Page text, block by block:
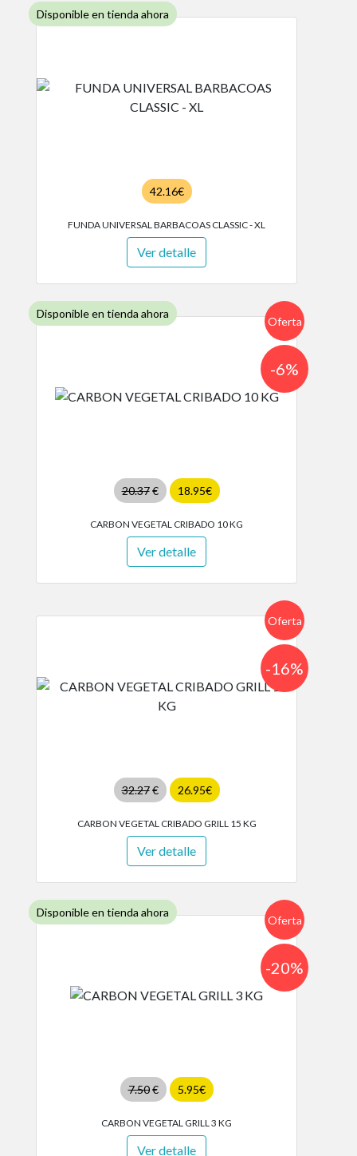
Disponible en tienda ahora
42.16€
FUNDA UNIVERSAL BARBACOAS CLASSIC - XL
Ver detalle
Disponible en tienda ahora
Oferta
20.37€ 18.95€
-6%
CARBON VEGETAL CRIBADO 10 KG
Ver detalle
Oferta
32.27€ 26.95€
-16%
CARBON VEGETAL CRIBADO GRILL 15 KG
Ver detalle
Disponible en tienda ahora
Oferta
7.50€ 5.95€
-20%
CARBON VEGETAL GRILL 3 KG
Ver detalle